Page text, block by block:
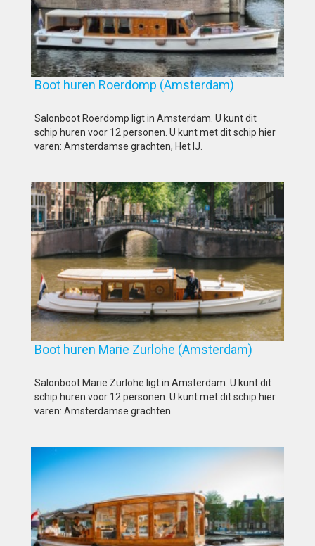
Boot huren Roerdomp (Amsterdam)
Salonboot Roerdomp ligt in Amsterdam. U kunt dit
schip huren voor 12 personen. U kunt met dit schip hier
varen: Amsterdamse grachten, Het IJ.
Boot huren Marie Zurlohe (Amsterdam)
Salonboot Marie Zurlohe ligt in Amsterdam. U kunt dit
schip huren voor 12 personen. U kunt met dit schip hier
varen: Amsterdamse grachten.